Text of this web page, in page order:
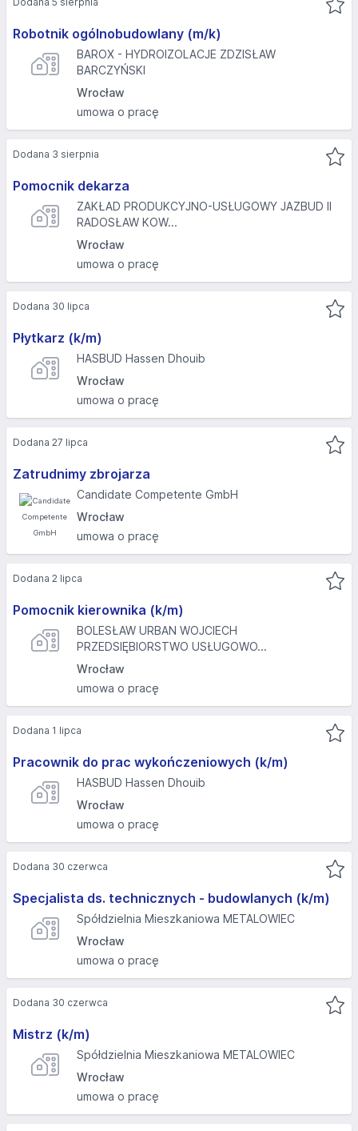
Robotnik ogólnobudowlany (m/k)
BAROX - HYDROIZOLACJE ZDZISŁAW
BARCZYŃSKI
Wrocław
umowa o pracę
Pomocnik dekarza
ZAKŁAD PRODUKCYJNO-USŁUGOWY JAZBUD II
RADOSŁAW KOW...
Wrocław
umowa o pracę
Dodana 3 sierpnia
Płytkarz (k/m)
HASBUD Hassen Dhouib
Wrocław
umowa o pracę
Dodana 30 lipca
Zatrudnimy zbrojarza
Candidate Competente GmbH
Wrocław
umowa o pracę
Dodana 27 lipca
Pomocnik kierownika (k/m)
BOLESŁAW URBAN WOJCIECH
PRZEDSIĘBIORSTWO USŁUGOWO...
Wrocław
umowa o pracę
Dodana 2 lipca
Pracownik do prac wykończeniowych (k/m)
HASBUD Hassen Dhouib
Wrocław
umowa o pracę
Dodana 1 lipca
Specjalista ds. technicznych - budowlanych (k/m)
Spółdzielnia Mieszkaniowa METALOWIEC
Wrocław
umowa o pracę
Dodana 30 czerwca
Mistrz (k/m)
Spółdzielnia Mieszkaniowa METALOWIEC
Wrocław
umowa o pracę
Dodana 30 czerwca